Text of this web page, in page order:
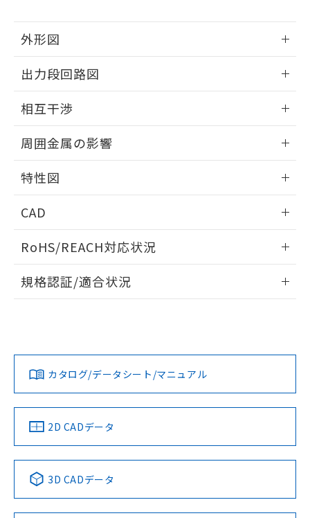
外形図
外形図
出力段回路図
出力段回路図
タイムチャート
相互干渉
相互干渉
A: 25mm以上、B: 20mm以上
周囲金属の影響
周囲金属の影響
上、n: 18mm以上
特性図
検出物体の大きさと材質による影響
検出領域
CAD
ドすることができます。
ログイン/会員登録
ダウンロードデータをご利用いただく前に、以下を必ずお読
みください。
ソフトウェアの使用条件
RoHS/REACH対応状況
EU RoHS 注意事項・凡例
対応済み
中国 RoHS 注意事項・凡例
Pb Hg Cd Cr(VI)
規格認証/適合状況
LR型式承認
（イギリス
船舶規格）
DNV型式承認
（ノルウェー
BV型式承認
（フランス
KR型式
（韓国
No No No No
この製品の規格認証/適合状況ページへ
その他の認証はこちらのページからご検索ください
カタログ/データシート/マニュアル
2D CADデータ
3D CADデータ
品・サービスに関するお客様との取
※当社の共同利用者とは、
の共同利用に関して"
用者の範囲」に記載されている法人を
とができます。
EU RoHS指令（10物質）の非含有証明書
51物質の非含有証明書（当社基準）
※本証明書は発行日時点で非含有を証明す
るもので、過去に遡って非含有を証明する
ものではありません。
物質の対応では、対応完了までの期間は出
荷製品に未対応品が混在することから備考
欄に対応日を記載しておりました。
既に当社にて対応品への在庫切替を完了